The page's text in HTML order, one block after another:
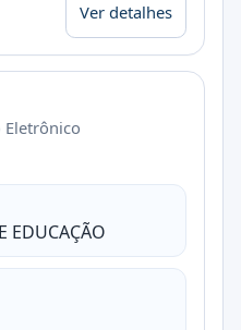
Ver detalhes
Eletrônico
EDUCAÇÃO